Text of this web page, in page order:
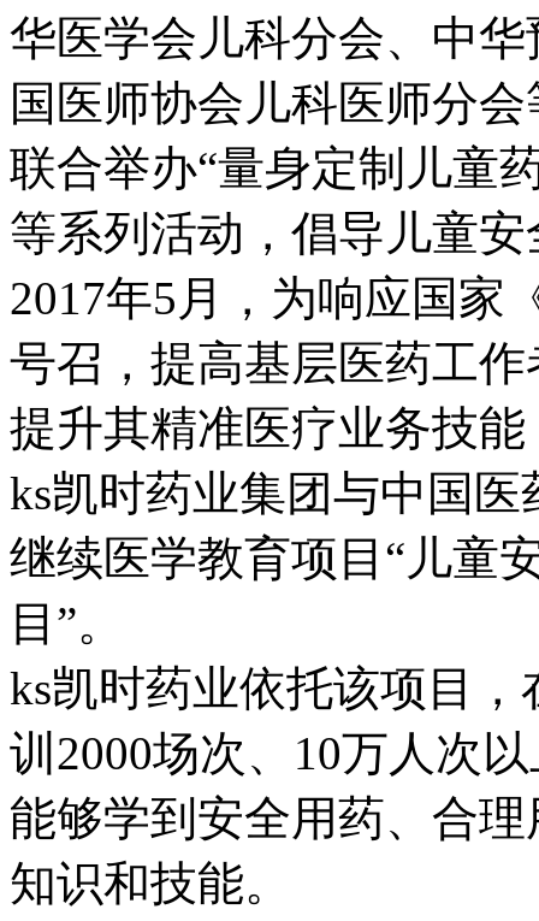
华医学会儿科分会、中
国医师协会儿科医师分
联合举办“量身定制儿童
等系列活动，倡导儿童
2017年5月，为响应国家
号召，提高基层医药工
提升其精准医疗业务技能
ks凯时药业集团与中国
继续医学教育项目“儿童
目”。
ks凯时药业依托该项目
训2000场次、10万人次
能够学到安全用药、合
知识和技能。